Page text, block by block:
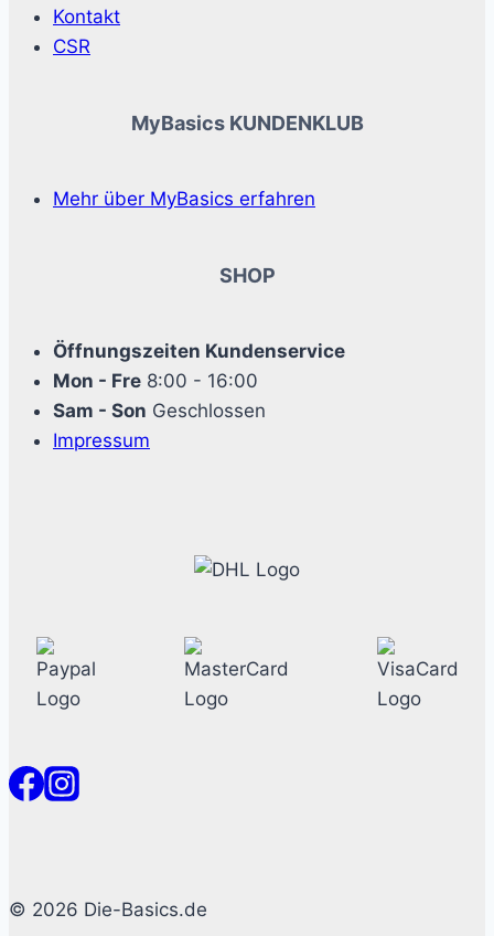
Kontakt
CSR
MyBasics KUNDENKLUB
Mehr über MyBasics erfahren
SHOP
Öffnungszeiten Kundenservice
Mon - Fre 8:00 - 16:00
Sam - Son Geschlossen
Impressum
© 2026 Die-Basics.de